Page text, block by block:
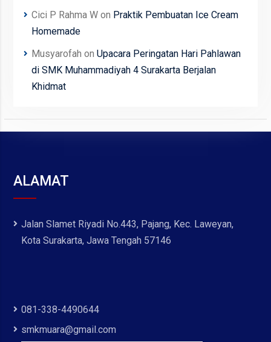
Cici P Rahma Won Praktik Pembuatan Ice Cream
Homemade
Musyarofah on Upacara Peringatan Hari Pahlawan
di SMK Muhammadiyah 4 Surakarta Berjalan
Khidmat
ALAMAT
Jalan Slamet Riyadi No.443, Pajang, Kec. Laweyan,
Kota Surakarta, Jawa Tengah 57146
081-338-4490644
smkmuara@gmail.com